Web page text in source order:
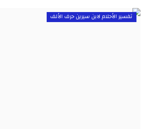
تفسير الأحلام لابن سيرين حرف الألف